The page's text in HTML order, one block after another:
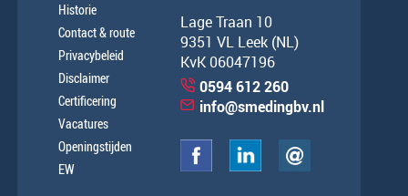
Historie
Contact & route
Privacybeleid
Disclaimer
Certificering
Vacatures
Openingstijden
EW
Lage Traan 10
9351 VL Leek (NL)
KvK 06047196
0594 612 260
info@smedingbv.nl